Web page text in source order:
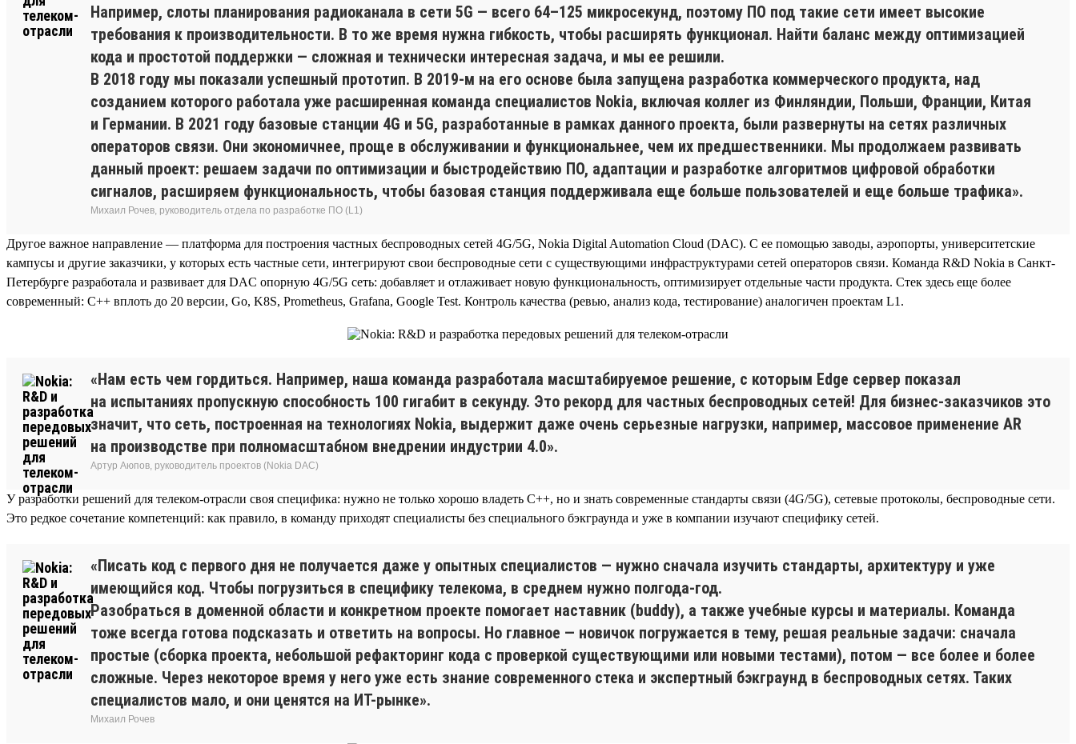
Например, слоты планирования радиоканала в сети 5G — всего 64–125 микросекунд, поэтому ПО под такие сети имеет высокие
требования к производительности. В то же время нужна гибкость, чтобы расширять функционал. Найти баланс между оптимизацией
кода и простотой поддержки — сложная и технически интересная задача, и мы ее решили.
В 2018 году мы показали успешный прототип. В 2019-м на его основе была запущена разработка коммерческого продукта, над
созданием которого работала уже расширенная команда специалистов Nokia, включая коллег из Финляндии, Польши, Франции, Китая
и Германии. В 2021 году базовые станции 4G и 5G, разработанные в рамках данного проекта, были развернуты на сетях различных
операторов связи. Они экономичнее, проще в обслуживании и функциональнее, чем их предшественники. Мы продолжаем развивать
данный проект: решаем задачи по оптимизации и быстродействию ПО, адаптации и разработке алгоритмов цифровой обработки
сигналов, расширяем функциональность, чтобы базовая станция поддерживала еще больше пользователей и еще больше трафика».
Михаил Рочев, руководитель отдела по разработке ПО (L1)
Другое важное направление — платформа для построения частных беспроводных сетей 4G/5G, Nokia Digital Automation Cloud (DAC). С ее помощью заводы, аэропорты, университетские
кампусы и другие заказчики, у которых есть частные сети, интегрируют свои беспроводные сети с существующими инфраструктурами сетей операторов связи. Команда R&D Nokia в Санкт-
Петербурге разработала и развивает для DAC опорную 4G/5G сеть: добавляет и отлаживает новую функциональность, оптимизирует отдельные части продукта. Стек здесь еще более
современный: С++ вплоть до 20 версии, Go, K8S, Prometheus, Grafana, Google Test. Контроль качества (ревью, анализ кода, тестирование) аналогичен проектам L1.
«Нам есть чем гордиться. Например, наша команда разработала масштабируемое решение, с которым Edge сервер показал
на испытаниях пропускную способность 100 гигабит в секунду. Это рекорд для частных беспроводных сетей! Для бизнес-заказчиков это
значит, что сеть, построенная на технологиях Nokia, выдержит даже очень серьезные нагрузки, например, массовое применение AR
на производстве при полномасштабном внедрении индустрии 4.0».
Артур Аюпов, руководитель проектов (Nokia DAC)
У разработки решений для телеком-отрасли своя специфика: нужно не только хорошо владеть C++, но и знать современные стандарты связи (4G/5G), сетевые протоколы, беспроводные сети.
Это редкое сочетание компетенций: как правило, в команду приходят специалисты без специального бэкграунда и уже в компании изучают специфику сетей.
«Писать код с первого дня не получается даже у опытных специалистов — нужно сначала изучить стандарты, архитектуру и уже
имеющийся код. Чтобы погрузиться в специфику телекома, в среднем нужно полгода-год.
Разобраться в доменной области и конкретном проекте помогает наставник (buddy), а также учебные курсы и материалы. Команда
тоже всегда готова подсказать и ответить на вопросы. Но главное — новичок погружается в тему, решая реальные задачи: сначала
простые (сборка проекта, небольшой рефакторинг кода с проверкой существующими или новыми тестами), потом — все более и более
сложные. Через некоторое время у него уже есть знание современного стека и экспертный бэкграунд в беспроводных сетях. Таких
специалистов мало, и они ценятся на ИТ-рынке».
Михаил Рочев